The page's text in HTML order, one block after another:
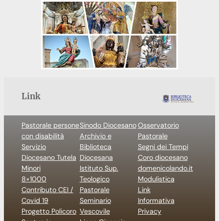
Link
Pastorale persone
con disabilità
Servizio
Diocesano Tutela
Minori
8×1000
Contributo CEI /
Covid 19
Progetto Policoro
Sinodo Diocesano
Archivio e
Biblioteca
Diocesana
Istituto Sup.
Teologico
Pastorale
Seminario
Vescovile
Osservatorio
Pastorale
Segni dei Tempi
Coro diocesano
domenicolando.it
Modulistica
Link
Informativa
Privacy